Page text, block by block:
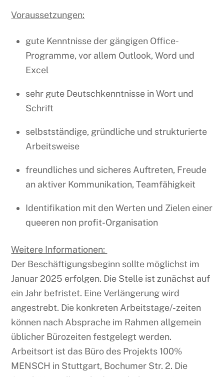
Voraussetzungen:
gute Kenntnisse der gängigen Office-
Programme, vor allem Outlook, Word und
Excel
sehr gute Deutschkenntnisse in Wort und
Schrift
selbstständige, gründliche und strukturierte
Arbeitsweise
freundliches und sicheres Auftreten, Freude
an aktiver Kommunikation, Teamfähigkeit
Identifikation mit den Werten und Zielen einer
queeren non profit-Organisation
Weitere Informationen:
Der Beschäftigungsbeginn sollte möglichst im
Januar 2025 erfolgen. Die Stelle ist zunächst auf
ein Jahr befristet. Eine Verlängerung wird
angestrebt. Die konkreten Arbeitstage/-zeiten
können nach Absprache im Rahmen allgemein
üblicher Bürozeiten festgelegt werden.
Arbeitsort ist das Büro des Projekts 100%
MENSCH in Stuttgart, Bochumer Str. 2. Die